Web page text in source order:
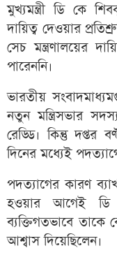
মুখ্যমন্ত্রী ডি কে
দায়িত্ব দেওয়ার
সেচ মন্ত্রণালয়ের
পারেননি।
ভারতীয়
নতুন মন্ত্রিসভার
রেড্ডি। কিন্তু দপ্তর
দিনের মধ্যেই
পদত্যাগের কারণ
হওয়ার আগেই ডি
ব্যক্তিগতভাবে তাকে
আশ্বাস দিয়েছিলেন।